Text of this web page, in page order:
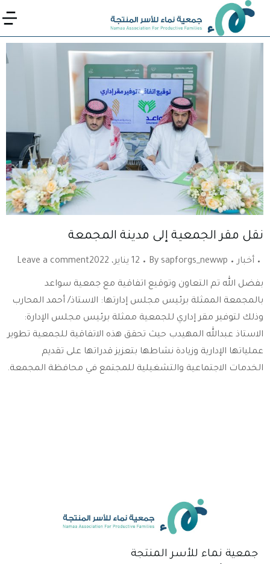
نقل مقر الجمعية إلى مدينة المجمعة
أخبار By sapforgs_newwp 12 يناير، 2022 Leave a comment
بفضل الله تم التعاون وتوقيع اتفاقية مع جمعية سواعد
بالمجمعة الممثلة برئيس مجلس إدارتها: الاستاذ/ أحمد المحارب
وذلك لتوفير مقر إداري للجمعية ممثلة برئيس مجلس الإدارة:
الاستاذ عبدالله المهيدب حيث تحقق هذه الاتفاقية للجمعية تطوير
عملياتها الإدارية وزيادة نشاطها بتعزيز قدراتها على تقديم
الخدمات الاجتماعية والتشغيلية للمجتمع في محافظة المجمعة.
جمعية نماء للأسر المنتجة